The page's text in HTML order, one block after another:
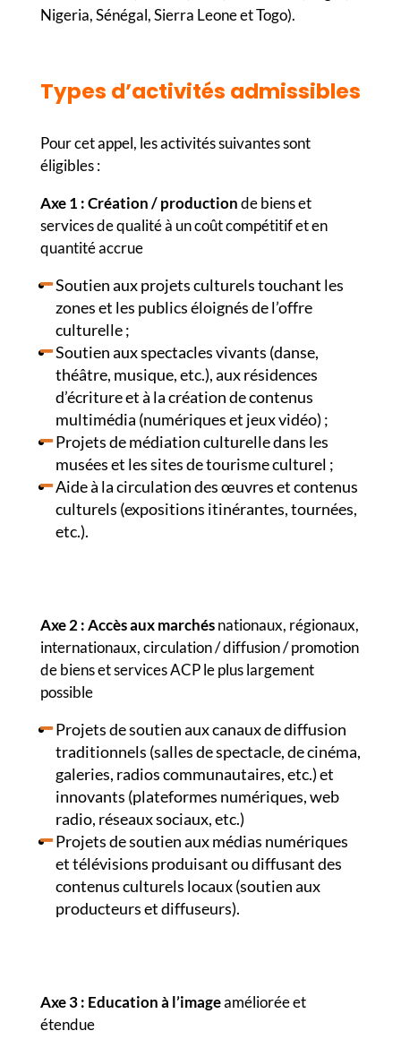
Nigeria, Sénégal, Sierra Leone et Togo).
Types d’activités admissibles
Pour cet appel, les activités suivantes sont
éligibles :
Axe 1 : Création / productionde biens et
services de qualité à un coût compétitif et en
quantité accrue
Soutien aux projets culturels touchant les
zones et les publics éloignés de l’offre
culturelle ;
Soutien aux spectacles vivants (danse,
théâtre, musique, etc.), aux résidences
d’écriture et à la création de contenus
multimédia (numériques et jeux vidéo) ;
Projets de médiation culturelle dans les
musées et les sites de tourisme culturel ;
Aide à la circulation des œuvres et contenus
culturels (expositions itinérantes, tournées,
etc.).
Axe 2 : Accès aux marchésnationaux, régionaux,
internationaux, circulation / diffusion / promotion
de biens et services ACP le plus largement
possible
Projets de soutien aux canaux de diffusion
traditionnels (salles de spectacle, de cinéma,
galeries, radios communautaires, etc.) et
innovants (plateformes numériques, web
radio, réseaux sociaux, etc.)
Projets de soutien aux médias numériques
et télévisions produisant ou diffusant des
contenus culturels locaux (soutien aux
producteurs et diffuseurs).
Axe 3 : Education à l’imageaméliorée et
étendue